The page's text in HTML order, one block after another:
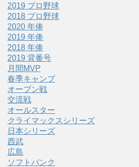
2019 プロ野球
2018 プロ野球
2020 年俸
2019 年俸
2018 年俸
2019 背番号
月間MVP
春季キャンプ
オープン戦
交流戦
オールスター
クライマックスシリーズ
日本シリーズ
西武
広島
ソフトバンク